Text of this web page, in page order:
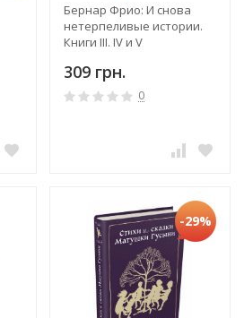
Бернар Фрио: И снова
нетерпеливые истории.
Книги III. IV и V
309 грн.
0
-29%